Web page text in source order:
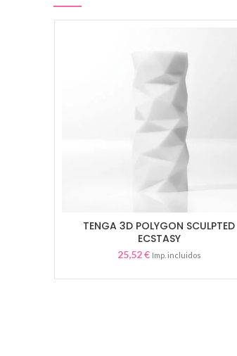
AÑADIR AL CARRITO
TENGA 3D POLYGON SCULPTED
ECSTASY
25,52€ Imp. incluidos